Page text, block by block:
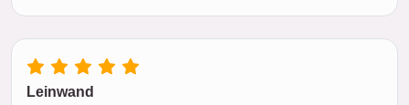
Leinwand